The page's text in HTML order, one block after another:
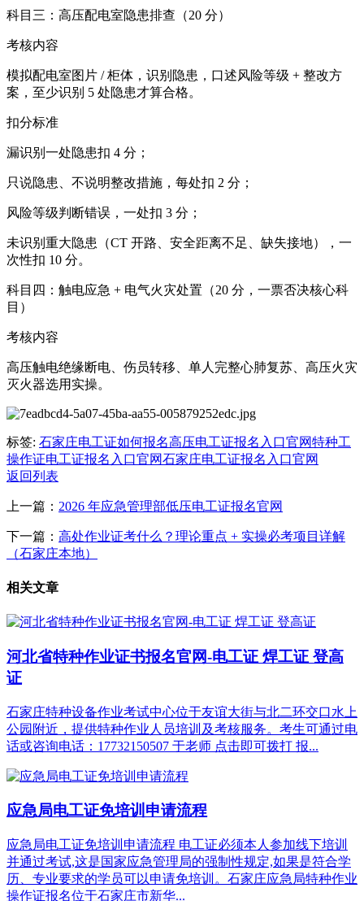
科目三：高压配电室隐患排查（20 分）
考核内容
模拟配电室图片 / 柜体，识别隐患，口述风险等级 + 整改方
案，至少识别 5 处隐患才算合格。
扣分标准
漏识别一处隐患扣 4 分；
只说隐患、不说明整改措施，每处扣 2 分；
风险等级判断错误，一处扣 3 分；
未识别重大隐患（CT 开路、安全距离不足、缺失接地），一
次性扣 10 分。
科目四：触电应急 + 电气火灾处置（20 分，一票否决核心科
目）
考核内容
高压触电绝缘断电、伤员转移、单人完整心肺复苏、高压火灾
灭火器选用实操。
标签: 石家庄电工证如何报名高压电工证报名入口官网特种工
操作证电工证报名入口官网石家庄电工证报名入口官网
返回列表
上一篇： 2026 年应急管理部低压电工证报名官网
下一篇： 高处作业证考什么？理论重点 + 实操必考项目详解
（石家庄本地）
相关文章
河北省特种作业证书报名官网-电工证 焊工证 登高
证
石家庄特种设备作业考试中心位于友谊大街与北二环交口水上
公园附近，提供特种作业人员培训及考核服务。考生可通过电
话或咨询电话：17732150507 于老师 点击即可拨打 报...
应急局电工证免培训申请流程
应急局电工证免培训申请流程 电工证必须本人参加线下培训
并通过考试,这是国家应急管理局的强制性规定,如果是符合学
历、专业要求的学员可以申请免培训。石家庄应急局特种作业
操作证报名位于石家庄市新华...